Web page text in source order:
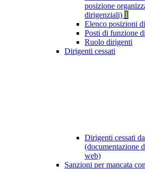
posizione
dirigenziali) 1
Elenco posizioni
Posti di funzione
Ruolo dirigenti
Dirigenti cessati
Dirigenti cessati
(documentazione
web)
Sanzioni per mancata